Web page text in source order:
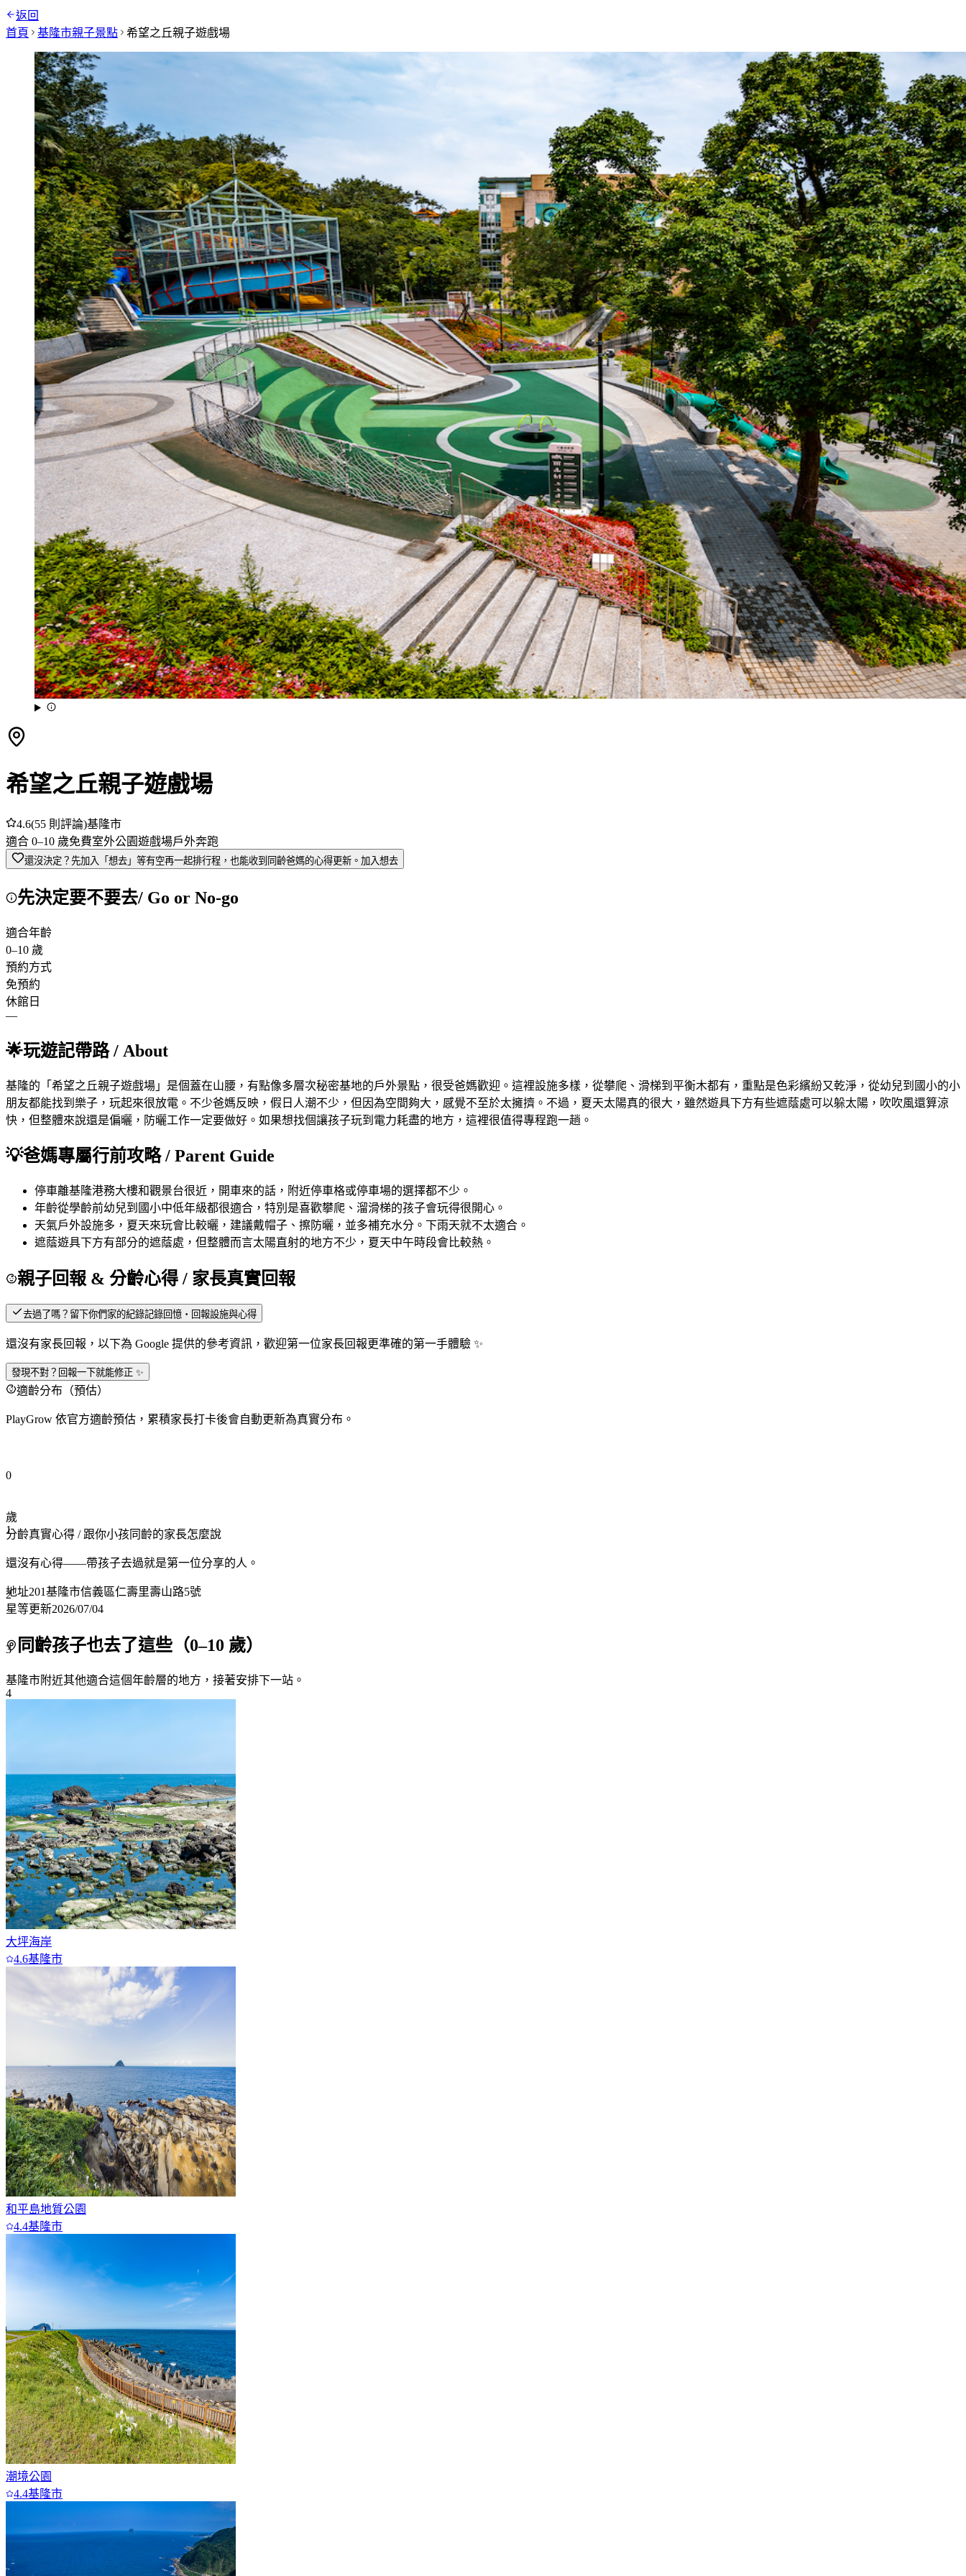
返回
首頁
基隆市親子景點 希望之丘親子遊戲場
希望之丘親子遊戲場
4.6(55 則評論)基隆市
適合 0–10 歲免費室外公園遊戲場戶外奔跑
還沒決定？先加入「想去」 等有空再一起排行程，也能收到同齡爸媽的心得更新。 加入想去
先決定要不要去/ Go or No-go
適合年齡
0–10 歲
預約方式
免預約
休館日
—
🌟玩遊記帶路/ About
基隆的「希望之丘親子遊戲場」是個蓋在山腰，有點像多層次秘密基地的戶外景點，很受爸媽歡迎。這裡設施多樣，從攀爬、滑梯到平衡木都有，重點是色彩繽紛又乾淨，從幼兒到國小的小
朋友都能找到樂子，玩起來很放電。不少爸媽反映，假日人潮不少，但因為空間夠大，感覺不至於太擁擠。不過，夏天太陽真的很大，雖然遊具下方有些遮蔭處可以躲太陽，吹吹風還算涼
快，但整體來說還是偏曬，防曬工作一定要做好。如果想找個讓孩子玩到電力耗盡的地方，這裡很值得專程跑一趟。
💡爸媽專屬行前攻略 / Parent Guide
停車離基隆港務大樓和觀景台很近，開車來的話，附近停車格或停車場的選擇都不少。
年齡從學齡前幼兒到國小中低年級都很適合，特別是喜歡攀爬、溜滑梯的孩子會玩得很開心。
天氣戶外設施多，夏天來玩會比較曬，建議戴帽子、擦防曬，並多補充水分。下雨天就不太適合。
遮蔭遊具下方有部分的遮蔭處，但整體而言太陽直射的地方不少，夏天中午時段會比較熱。
親子回報 & 分齡心得 / 家長真實回報
去過了嗎？留下你們家的紀錄記錄回憶・回報設施與心得
還沒有家長回報，以下為 Google 提供的參考資訊，歡迎第一位家長回報更準確的第一手體驗 ✨
發現不對？回報一下就能修正 ✨
適齡分布（預估）
PlayGrow 依官方適齡預估，累積家長打卡後會自動更新為真實分布。
0
1
2
3
4
7+
歲
分齡真實心得 / 跟你小孩同齡的家長怎麼說
還沒有心得——帶孩子去過就是第一位分享的人。
地址201基隆市信義區仁壽里壽山路5號
星等更新2026/07/04
同齡孩子也去了這些（0–10 歲）
基隆市附近其他適合這個年齡層的地方，接著安排下一站。
大坪海岸
4.6基隆市
和平島地質公園
4.4基隆市
潮境公園
4.4基隆市